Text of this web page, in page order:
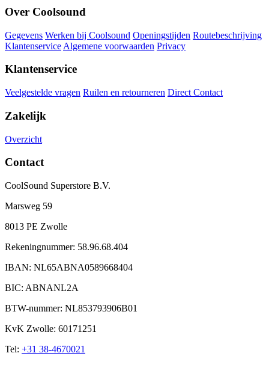
Over Coolsound
Gegevens Werken bij Coolsound Openingstijden Routebeschrijving
Klantenservice Algemene voorwaarden Privacy
Klantenservice
Veelgestelde vragen Ruilen en retourneren Direct Contact
Zakelijk
Overzicht
Contact
CoolSound Superstore B.V.
Marsweg 59
8013 PE Zwolle
Rekeningnummer: 58.96.68.404
IBAN: NL65ABNA0589668404
BIC: ABNANL2A
BTW-nummer: NL853793906B01
KvK Zwolle: 60171251
Tel: +31 38-4670021